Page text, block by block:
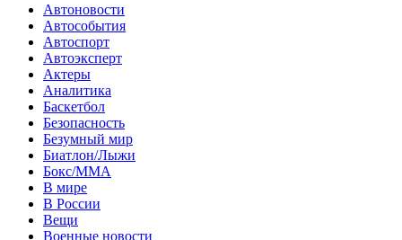
Автоновости
Автособытия
Автоспорт
Автоэксперт
Актеры
Аналитика
Баскетбол
Безопасность
Безумный мир
Биатлон/Лыжи
Бокс/MMA
В мире
В России
Вещи
Военные новости